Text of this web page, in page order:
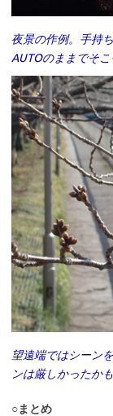
夜景の作例。手持
AUTOのままでそこ
望遠端ではシーン
ンは厳しかったか
○まとめ